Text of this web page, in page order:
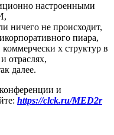
настроенными
не происходит,
пиара,
х структур в
отраслях,
далее.
и
https://clck.ru/MED2r